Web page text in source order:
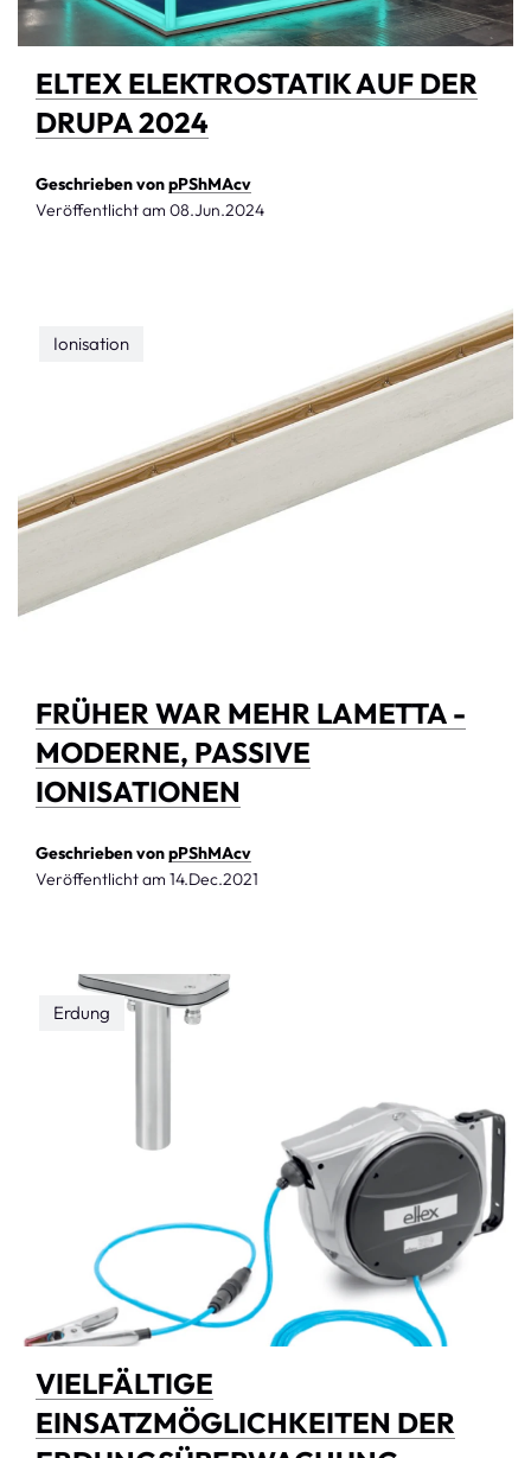
ELTEX ELEKTROSTATIK AUF DER
DRUPA 2024
Geschrieben vonpPShMAcv
Veröffentlicht am 08.Jun.2024
Ionisation
FRÜHER WAR MEHR LAMETTA -
MODERNE, PASSIVE
IONISATIONEN
Geschrieben vonpPShMAcv
Veröffentlicht am 14.Dec.2021
Erdung
VIELFÄLTIGE
EINSATZMÖGLICHKEITEN DER